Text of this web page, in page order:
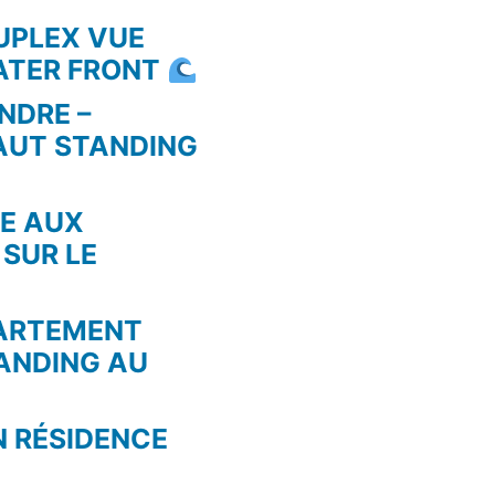
VUE
FRONT
–
STANDING
AUX
LE
AU
RÉSIDENCE